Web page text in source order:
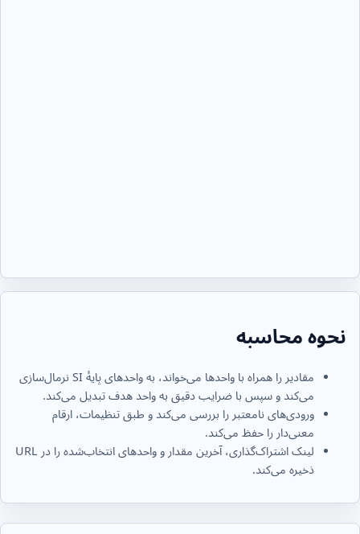
نحوه محاسبه
مقادیر را همراه با واحدها می‌خواند، به واحدهای پایهٔ SI نرمال‌سازی
می‌کند و سپس با ضرایب دقیق به واحد هدف تبدیل می‌کند.
ورودی‌های نامعتبر را بررسی می‌کند و طبق تنظیمات، ارقام
معنی‌دار را حفظ می‌کند.
لینک اشتراک‌گذاری، آخرین مقدار و واحدهای انتخاب‌شده را در URL
ذخیره می‌کند.